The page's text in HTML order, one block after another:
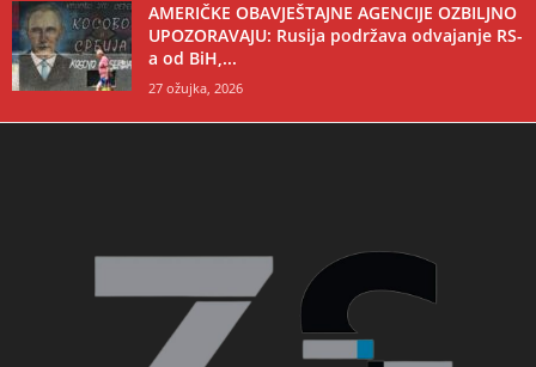
AMERIČKE OBAVJEŠTAJNE AGENCIJE OZBILJNO
UPOZORAVAJU: Rusija podržava odvajanje RS-
a od BiH,...
27 ožujka, 2026